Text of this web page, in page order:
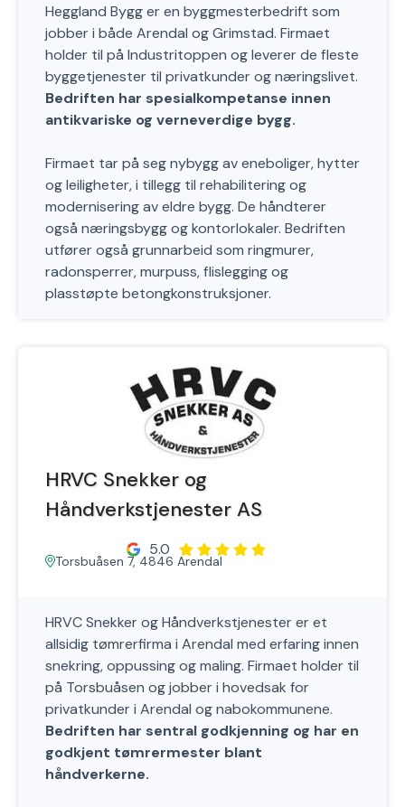
Heggland Bygg er en byggmesterbedrift som
jobber i både Arendal og Grimstad. Firmaet
holder til på Industritoppen og leverer de fleste
byggetjenester til privatkunder og næringslivet.
Bedriften har spesialkompetanse innen
antikvariske og verneverdige bygg.
Firmaet tar på seg nybygg av eneboliger, hytter
og leiligheter, i tillegg til rehabilitering og
modernisering av eldre bygg. De håndterer
også næringsbygg og kontorlokaler. Bedriften
utfører også grunnarbeid som ringmurer,
radonsperrer, murpuss, flislegging og
plasstøpte betongkonstruksjoner.
HRVC Snekker og
Håndverkstjenester AS
5.0
Torsbuåsen 7, 4846 Arendal
HRVC Snekker og Håndverkstjenester er et
allsidig tømrerfirma i Arendal med erfaring innen
snekring, oppussing og maling. Firmaet holder til
på Torsbuåsen og jobber i hovedsak for
privatkunder i Arendal og nabokommunene.
Bedriften har sentral godkjenning og har en
godkjent tømrermester blant
håndverkerne.